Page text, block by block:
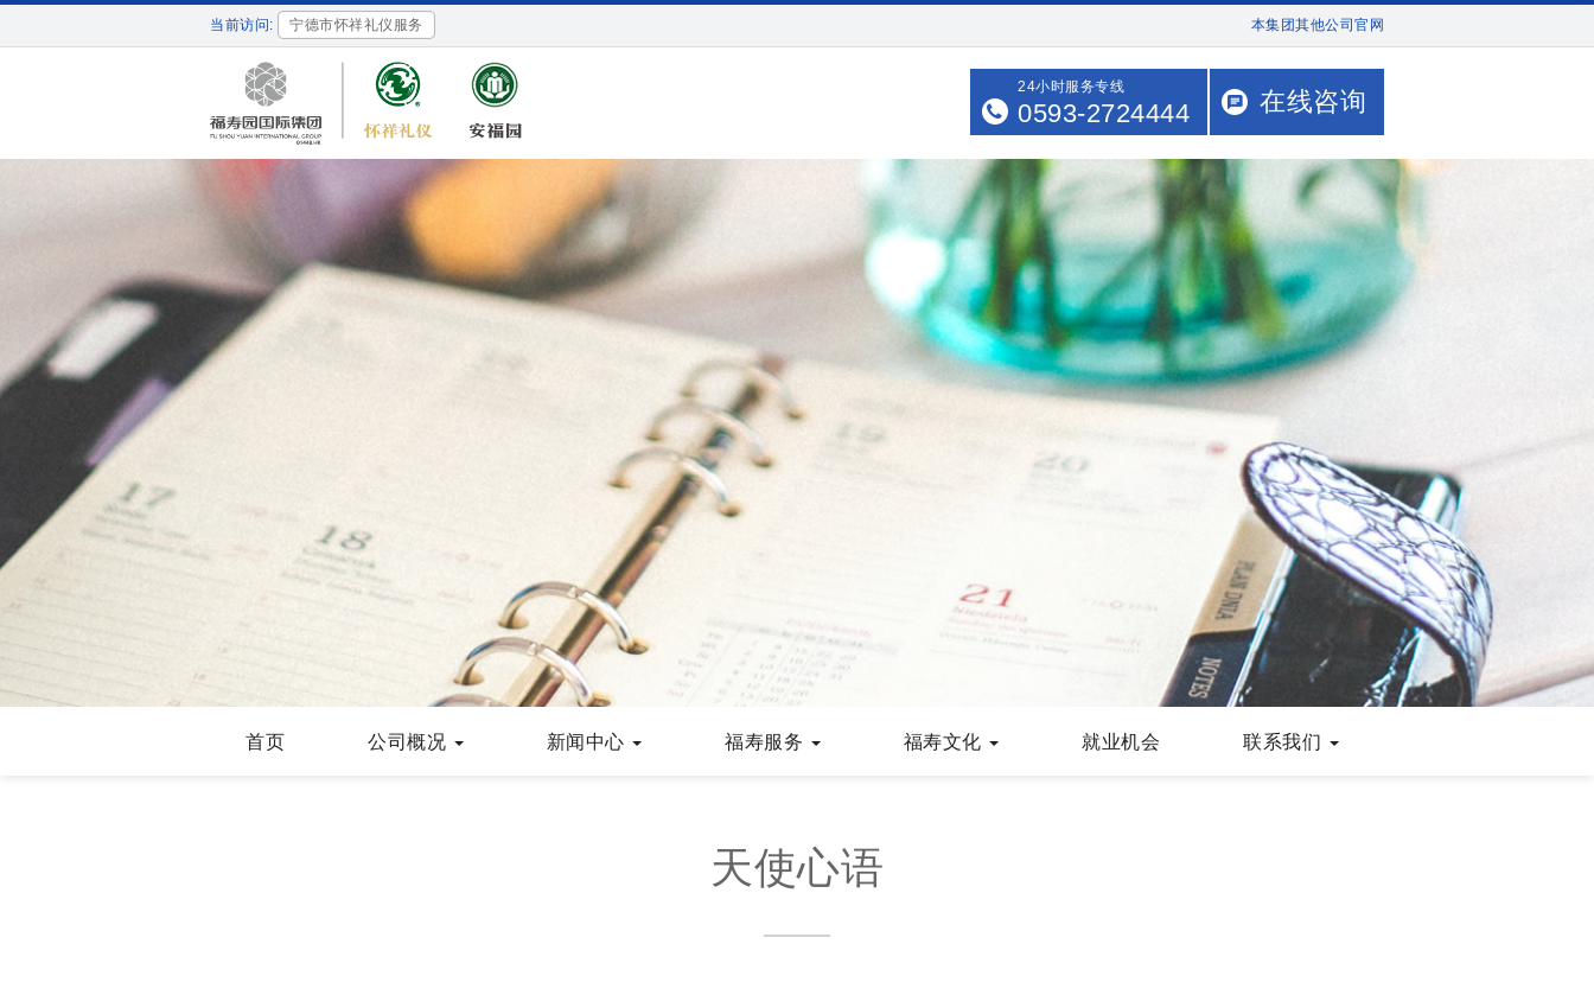
当前访问: 宁德市怀祥礼仪服务 本集团其他公司官网
24小时服务专线
0593-2724444 在线咨询
首页 公司概况 新闻中心 福寿服务 福寿文化 就业机会 联系我们
天使心语